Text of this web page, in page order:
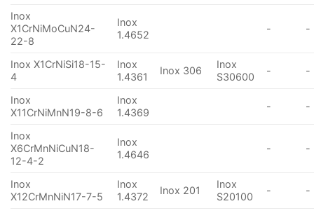
Inox
X1CrNiMoCuN24-
22-8
Inox
1.4652
- -
Inox X1CrNiSi18-15-
4
Inox
1.4361
Inox 306
Inox
S30600
- -
Inox
X11CrNiMnN19-8-6
Inox
1.4369
- -
Inox
X6CrMnNiCuN18-
12-4-2
Inox
1.4646
- -
Inox
X12CrMnNiN17-7-5
Inox
1.4372
Inox 201
Inox
S20100
- -